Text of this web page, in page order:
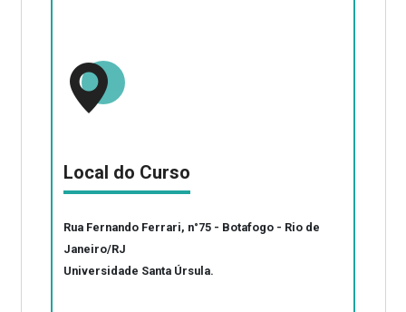
Local do Curso
Rua Fernando Ferrari, n°75 - Botafogo - Rio de
Janeiro/RJ
Universidade Santa Úrsula.